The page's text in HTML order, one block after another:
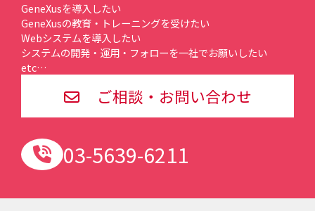
GeneXusを導入したい
GeneXusの教育・トレーニングを受けたい
Webシステムを導入したい
システムの開発・運用・フォローを一社でお願いしたい
etc…
ご相談・お問い合わせ
03-5639-6211